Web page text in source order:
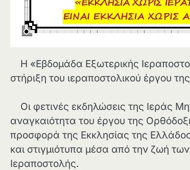
Η «Εβδομάδα Εξωτερικής
στήριξη του ιεραποστολικού έργου
Οι φετινές εκδηλώσεις της Ιεράς
αναγκαιότητα του έργου της
προσφορά της Εκκλησίας της
και στιγμιότυπα μέσα από την ζωή
Ιεραποστολής.